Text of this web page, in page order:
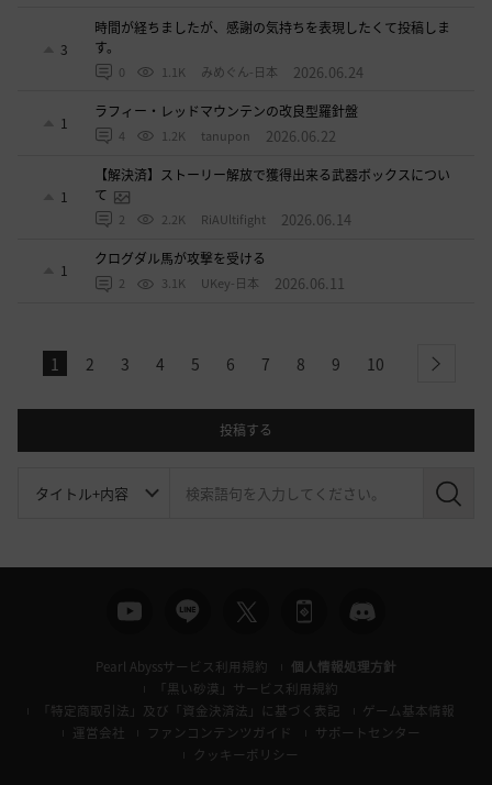
3
時間が経ちましたが、感謝の気持ちを表現したくて投稿しま
す。
0 1.1K みめぐん-日本 2026.06.24
1
ラフィー・レッドマウンテンの改良型羅針盤
4 1.2K tanupon 2026.06.22
1
【解決済】ストーリー解放で獲得出来る武器ボックスについ
て
2 2.2K RiAUltifight 2026.06.14
1
クログダル馬が攻撃を受ける
2 3.1K UKey-日本 2026.06.11
1 2 3 4 5 6 7 8 9 10 next
投稿する
検
Pearl Abyssサービス利用規約
個人情報処理方針
「黒い砂漠」サービス利用規約
「特定商取引法」及び「資金決済法」に基づく表記
ゲーム基本情報
運営会社
ファンコンテンツガイド
サポートセンター
クッキーポリシー